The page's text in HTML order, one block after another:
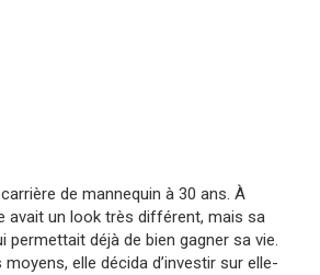
de mannequin à 30 ans. À
avait un look très différent, mais sa
permettait déjà de bien gagner sa vie.
moyens, elle décida d’investir sur elle-